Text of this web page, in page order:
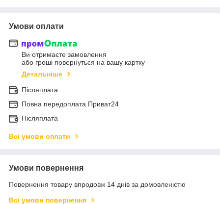
Умови оплати
Ви отримаєте замовлення
або гроші повернуться на вашу картку
Детальніше
Післяплата
Повна передоплата Приват24
Післяплата
Всі умови оплати
Умови повернення
Повернення товару впродовж 14 днів за домовленістю
Всі умови повернення